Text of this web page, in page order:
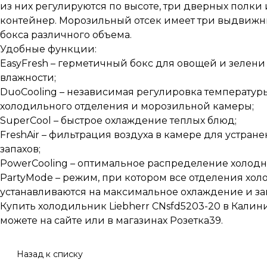
из них регулируются по высоте, три дверных
контейнер. Морозильный отсек имеет три
бокса различного объема.
Удобные функции:
EasyFresh – герметичный бокс для овощей и
влажности;
DuoCooling – независимая регулировка
холодильного отделения и морозильной камеры;
SuperCool – быстрое охлаждение теплых блюд;
FreshAir – фильтрация воздуха в камере для
запахов;
PowerCooling – оптимальное распределение
PartyMode – режим, при котором все отделения
устанавливаются на максимальное охлаждение и
Купить холодильник Liebherr CNsfd5203-20 в
можете на сайте или в магазинах Розетка39.
Назад к списку